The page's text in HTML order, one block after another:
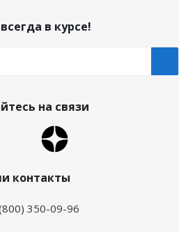
в курсе!
на связи
контакты
350-09-96